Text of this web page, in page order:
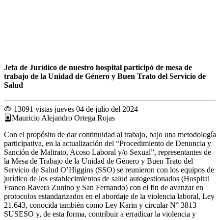
Jefa de Jurídico de nuestro hospital participó de mesa de
trabajo de la Unidad de Género y Buen Trato del Servicio de
Salud
13091 vistas jueves 04 de julio del 2024
Mauricio Alejandro Ortega Rojas
Con el propósito de dar continuidad al trabajo, bajo una metodología
participativa, en la actualización del “Procedimiento de Denuncia y
Sanción de Maltrato, Acoso Laboral y/o Sexual”, representantes de
la Mesa de Trabajo de la Unidad de Género y Buen Trato del
Servicio de Salud O’Higgins (SSO) se reunieron con los equipos de
jurídico de los establecimientos de salud autogestionados (Hospital
Franco Ravera Zunino y San Fernando) con el fin de avanzar en
protocolos estandarizados en el abordaje de la violencia laboral, Ley
21.643, conocida también como Ley Karin y circular N° 3813
SUSESO y, de esta forma, contribuir a erradicar la violencia y